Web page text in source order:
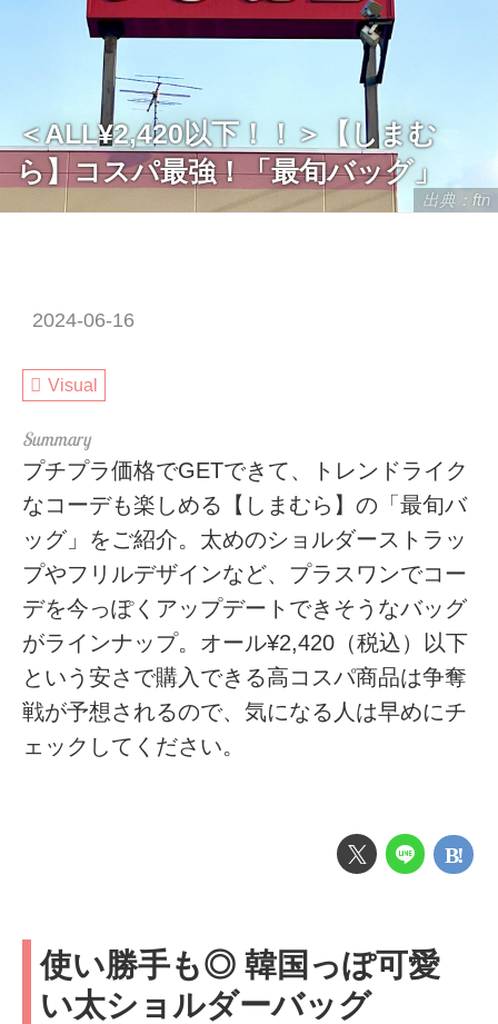
出典：ftn
＜ALL¥2,420以下！！＞【しまむ
ら】コスパ最強！「最旬バッグ」
2024-06-16
Visual
プチプラ価格でGETできて、トレンドライク
なコーデも楽しめる【しまむら】の「最旬バ
ッグ」をご紹介。太めのショルダーストラッ
プやフリルデザインなど、プラスワンでコー
デを今っぽくアップデートできそうなバッグ
がラインナップ。オール¥2,420（税込）以下
という安さで購入できる高コスパ商品は争奪
戦が予想されるので、気になる人は早めにチ
ェックしてください。
使い勝手も◎ 韓国っぽ可愛
い太ショルダーバッグ